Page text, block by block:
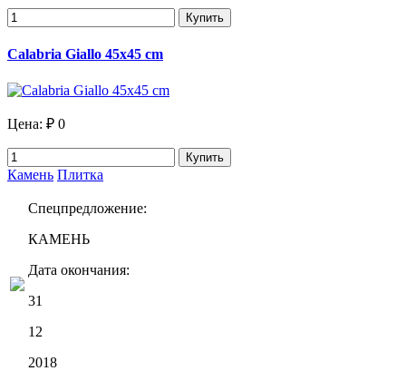
Купить
Calabria Giallo 45x45 cm
Цена: ₽ 0
Купить
Камень Плитка
Спецпредложение:
КАМЕНЬ
Дата окончания:
31
12
2018